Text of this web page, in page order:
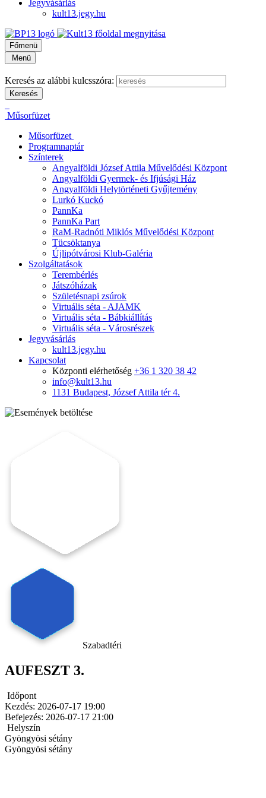
Jegyvásárlás
kult13.jegy.hu
Főmenü
Menü
Keresés az alábbi kulcsszóra:
Műsorfüzet
Műsorfüzet
Programnaptár
Színterek
Angyalföldi József Attila Művelődési Központ
Angyalföldi Gyermek- és Ifjúsági Ház
Angyalföldi Helytörténeti Gyűjtemény
Lurkó Kuckó
PannKa
PannKa Part
RaM-Radnóti Miklós Művelődési Központ
Tücsöktanya
Újlipótvárosi Klub-Galéria
Szolgáltatások
Terembérlés
Játszóházak
Születésnapi zsúrok
Virtuális séta - AJAMK
Virtuális séta - Bábkiállítás
Virtuális séta - Városrészek
Jegyvásárlás
kult13.jegy.hu
Kapcsolat
Központi elérhetőség +36 1 320 38 42
info@kult13.hu
1131 Budapest, József Attila tér 4.
Szabadtéri
AUFESZT 3.
Időpont
Kezdés: 2026-07-17 19:00
Befejezés: 2026-07-17 21:00
Helyszín
Gyöngyösi sétány
Gyöngyösi sétány